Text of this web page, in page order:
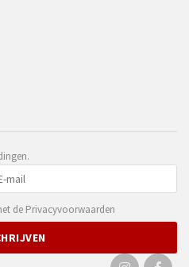
de Privacyvoorwaarden